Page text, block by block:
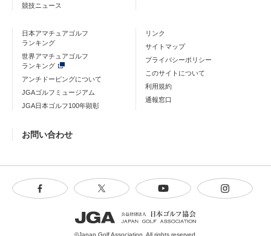
競技ニュース
日本アマチュアゴルフ
ランキング
世界アマチュアゴルフ
ランキング
アンチドーピングについて
JGAゴルフミュージアム
JGA日本ゴルフ100年顕彰
リンク
サイトマップ
プライバシーポリシー
このサイトについて
利用規約
通報窓口
お問い合わせ
©Japan Golf Association. All rights reserved.